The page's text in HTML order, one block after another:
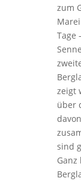
zum
Tage
zeigt
über
sind
Ganz